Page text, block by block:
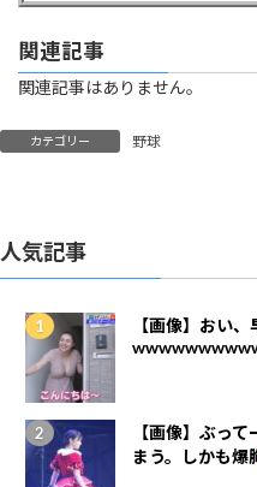
関連記事
関連記事はありません。
カテゴリー 野球
人気記事
【画像】おい
【画像】ぶっ
まう。しかも爆